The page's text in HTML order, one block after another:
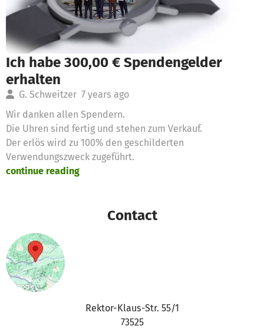
Ich habe 300,00 € Spendengelder
erhalten
G. Schweitzer 7 years ago
Wir danken allen Spendern.
Die Uhren sind fertig und stehen zum Verkauf.
Der erlös wird zu 100% den geschilderten
Verwendungszweck zugeführt.
continue reading
Contact
Rektor-Klaus-Str. 55/1
73525